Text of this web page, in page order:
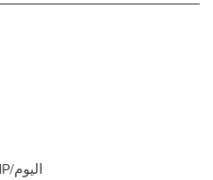
– +20 HP/اليوم